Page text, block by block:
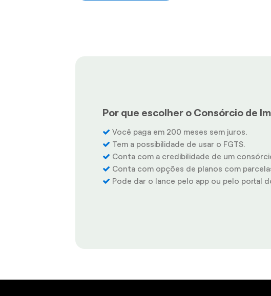
Por que escolher o Consórcio de
Você paga em 200 meses sem juros.
Tem a possibilidade de usar o FGTS.
Conta com a credibilidade de um
Conta com opções de planos com
Pode dar o lance pelo app ou pelo portal